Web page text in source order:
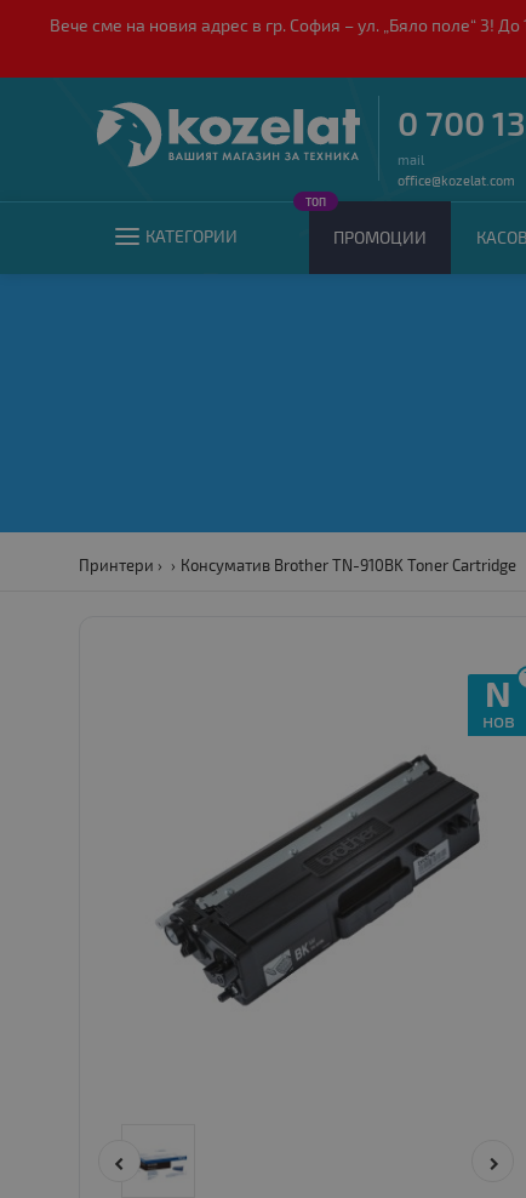
Вече сме на новия адрес в гр. София – ул. „Бяло поле“ 3!
0 700
mail
office@kozelat.com
КАТЕГОРИИ ПРОМОЦИИ
ТОП
Принтери Консуматив Brother TN-910BK Toner Cartridge
N
нов